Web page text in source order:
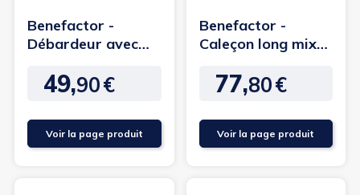
Benefactor -
Débardeur avec
Prix
49,90€
Voir la page produit
Benefactor -
Caleçon long mixte
Prix
77,80€
Voir la page produit